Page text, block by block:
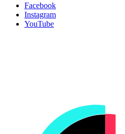
Facebook
Instagram
YouTube